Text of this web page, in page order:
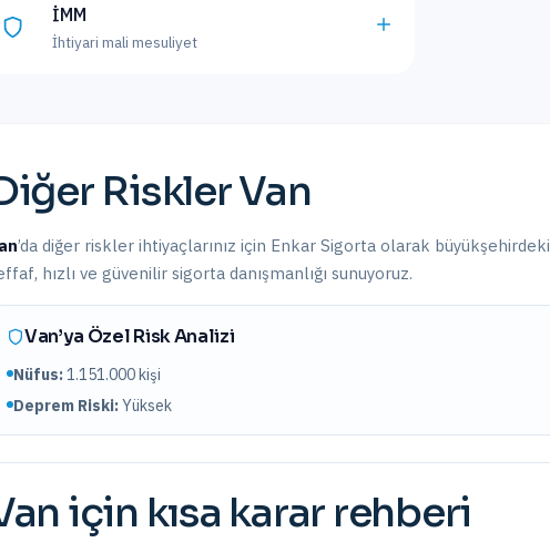
İMM
İhtiyari mali mesuliyet
RisklerVan
’da diğer riskler ihtiyaçlarınız için Enkar Sigorta olarak büyükşehirdeki
hızlı ve güvenilir sigorta danışmanlığı sunuyoruz.
Van’ya Özel Risk Analizi
Nüfus:1.151.000kişi
Deprem Riski:Yüksek
için kısa karar rehberi